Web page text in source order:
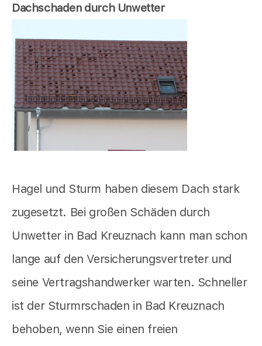
Dachschaden durch Unwetter
Hagel und Sturm haben diesem Dach stark
zugesetzt. Bei großen Schäden durch
Unwetter in Bad Kreuznach kann man schon
lange auf den Versicherungsvertreter und
seine Vertragshandwerker warten. Schneller
ist der Sturmrschaden in Bad Kreuznach
behoben, wenn Sie einen freien